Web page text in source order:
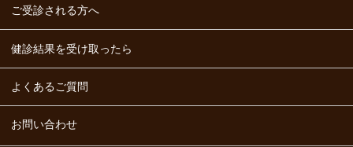
ご受診される方へ
健診結果を受け取ったら
よくあるご質問
お問い合わせ